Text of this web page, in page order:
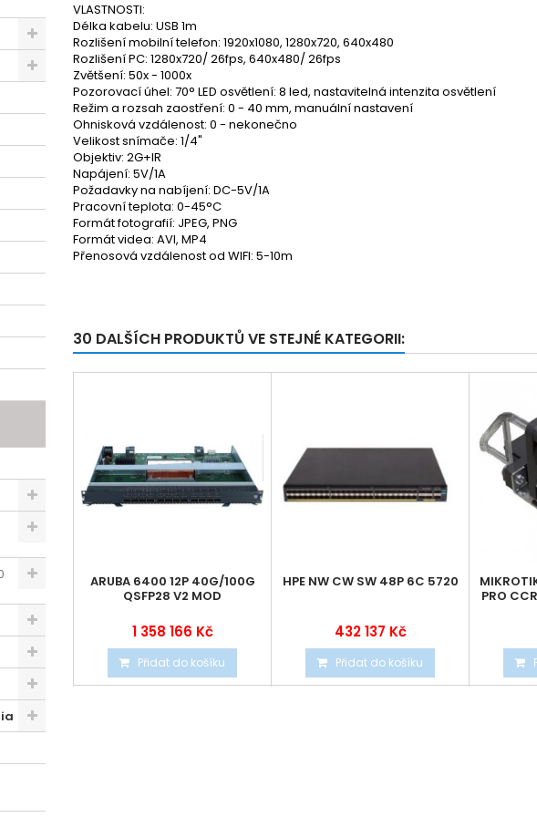
VLASTNOSTI:
Délka kabelu: USB 1m
Rozlišení mobilní telefon: 1920x1080, 1280x720, 640x480
Rozlišení PC: 1280x720/ 26fps, 640x480/ 26fps
Zvětšení: 50x - 1000x
Pozorovací úhel: 70° LED osvětlení: 8 led, nastavitelná intenzita osvětlení
Režim a rozsah zaostření: 0 - 40 mm, manuální nastavení
Ohnisková vzdálenost: 0 - nekonečno
Velikost snímače: 1/4"
Objektiv: 2G+IR
Napájení: 5V/1A
Požadavky na nabíjení: DC-5V/1A
Pracovní teplota: 0-45°C
Formát fotografií: JPEG, PNG
Formát videa: AVI, MP4
Přenosová vzdálenost od WIFI: 5-10m
30 DALŠÍCH PRODUKTŮ VE STEJNÉ KATEGORII:
ARUBA 6400 12P 40G/100G
QSFP28 V2 MOD
1 358 166 Kč
Přidat do košíku
HPE NW CW SW 48P 6C 5720
432 137 Kč
Přidat do košíku
PRO